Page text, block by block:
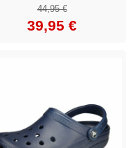
44,95 €
39,95 €